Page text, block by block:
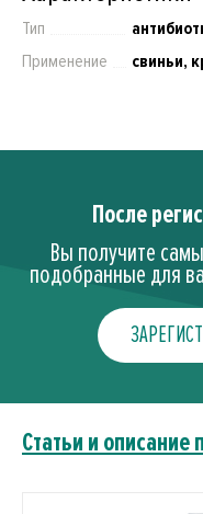
Тип
Применение
свиньи,
После
Вы получите
подобранные для
Статьи и описание